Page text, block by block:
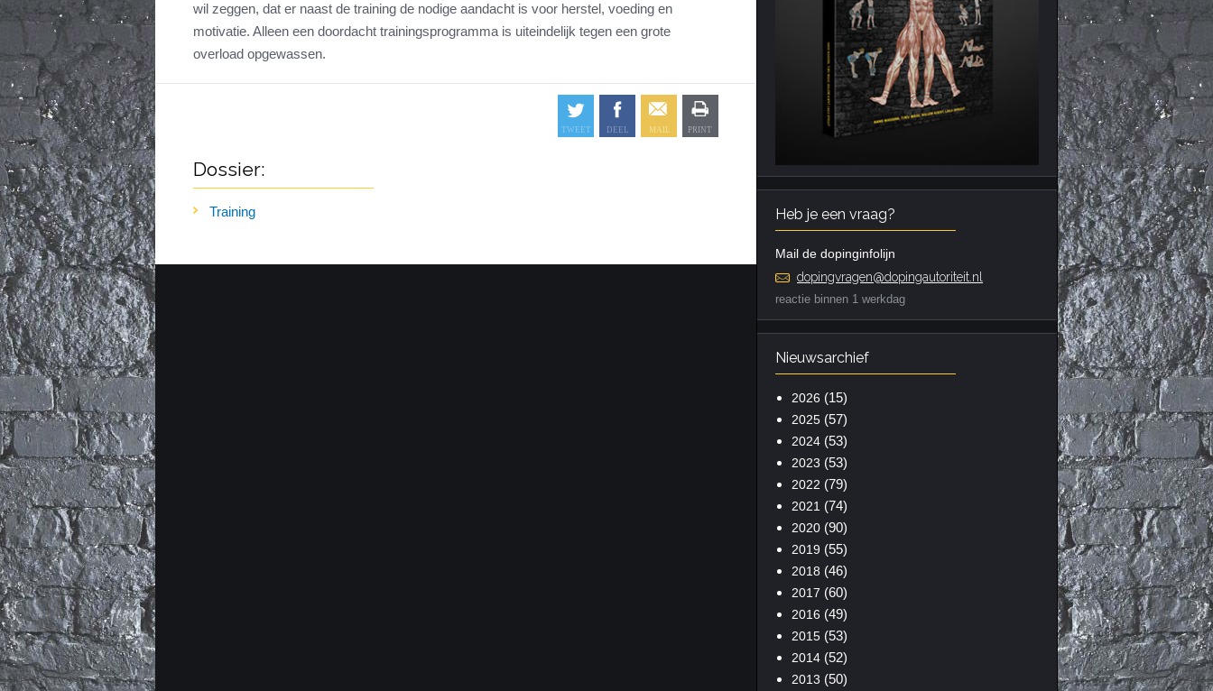
wil zeggen, dat er naast de training de nodige aandacht is voor herstel, voeding en
motivatie. Alleen een doordacht trainingsprogramma is uiteindelijk tegen een grote
overload opgewassen.
Dossier:
Training Heb je een vraag?
Mail de dopinginfolijn
dopingvragen@dopingautoriteit.nl
reactie binnen 1 werkdag
Nieuwsarchief
2026 (15)
2025(57)
2024(53)
2023 (53)
2022 (79)
2021 (74)
2020(90)
2019 (55)
2018 (46)
2017 (60)
2016 (49)
2015(53)
2014(52)
2013 (50)